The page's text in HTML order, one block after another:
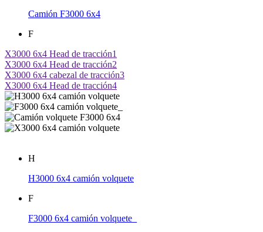
Camión F3000 6x4
F
X3000 6x4 Head de tracción1
X3000 6x4 Head de tracción2
X3000 6x4 cabezal de tracción3
X3000 6x4 Head de tracción4
H
H3000 6x4 camión volquete
F
F3000 6x4 camión volquete_